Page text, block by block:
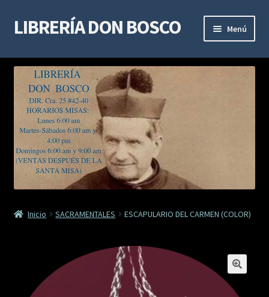
Ir
a
navegación
Ir
al
LIBRERÍA DON BOSCO Menú
LIBROS DE ESPIRITUALIDAD
LIBROS DE ESTUDIO Y DOCTRINA
LIBROS MARIANOS
LIBROS DE DEVOCIÓN
SACRAMENTALES
VIDAS DE SANTOS
Inicio SACRAMENTALES ESCAPULARIO DEL CARMEN (COLOR)